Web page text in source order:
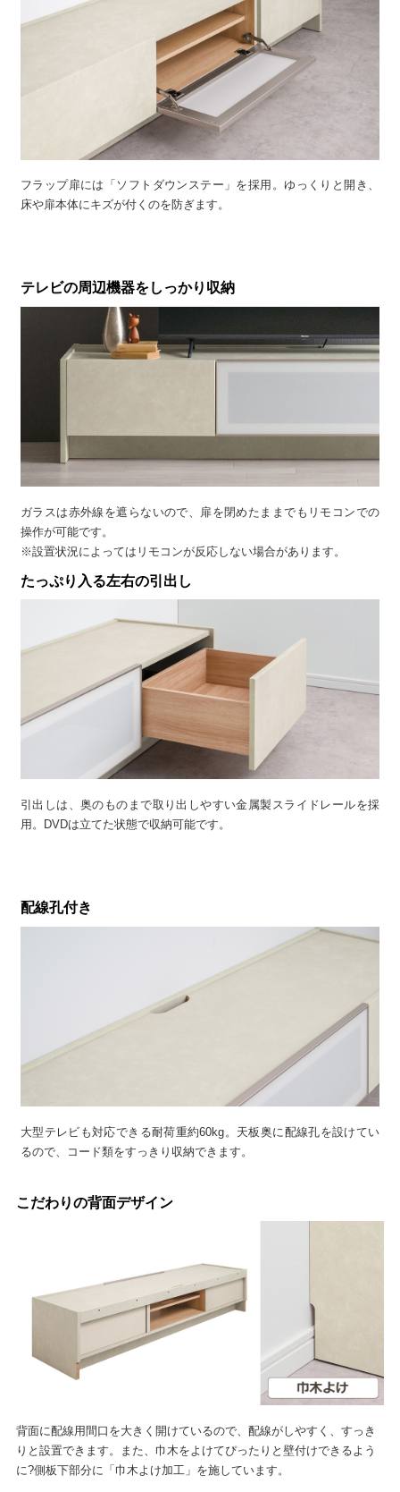
フラップ扉には「ソフトダウンステー」を採用。ゆっくりと開き、
床や扉本体にキズが付くのを防ぎます。
テレビの周辺機器をしっかり収納
ガラスは赤外線を遮らないので、扉を閉めたままでもリモコンでの
操作が可能です。
※設置状況によってはリモコンが反応しない場合があります。
たっぷり入る左右の引出し
引出しは、奥のものまで取り出しやすい金属製スライドレールを採
用。DVDは立てた状態で収納可能です。
配線孔付き
大型テレビも対応できる耐荷重約60kg。天板奥に配線孔を設けてい
るので、コード類をすっきり収納できます。
こだわりの背面デザイン
背面に配線用間口を大きく開けているので、配線がしやすく、すっき
りと設置できます。また、巾木をよけてぴったりと壁付けできるよう
に?側板下部分に「巾木よけ加工」を施しています。